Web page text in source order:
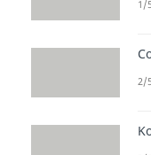
1/
2/